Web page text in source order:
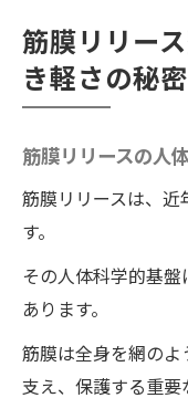
筋膜リリー
き軽さの秘密
筋膜リリースの人
筋膜リリースは、
す。
その人体科学的基
あります。
筋膜は全身を網の
支え、保護する重要